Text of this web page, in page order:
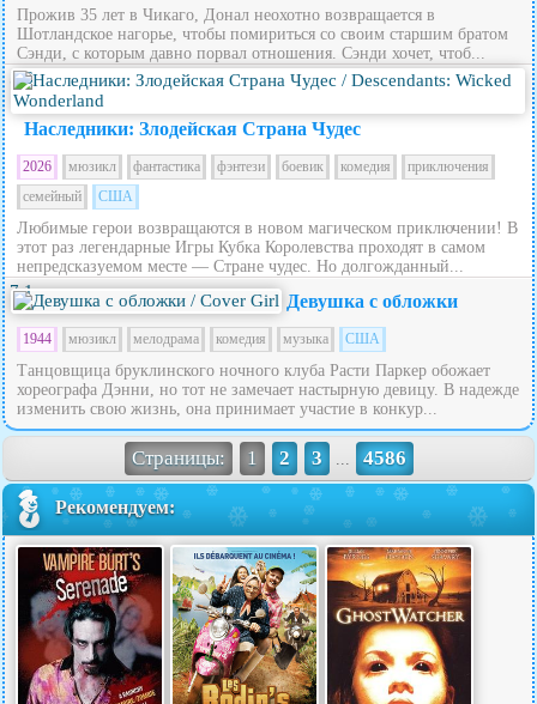
Прожив 35 лет в Чикаго, Донал неохотно возвращается в
Шотландское нагорье, чтобы помириться со своим старшим братом
Сэнди, с которым давно порвал отношения. Сэнди хочет, чтоб...
5.6
Наследники: Злодейская Страна Чудес
2026 мюзикл фантастика фэнтези боевик комедия
приключения
семейный
США
Любимые герои возвращаются в новом магическом приключении! В
этот раз легендарные Игры Кубка Королевства проходят в самом
непредсказуемом месте — Стране чудес. Но долгожданный...
7.1 Девушка с обложки
1944 мюзикл мелодрама комедия музыка США
Танцовщица бруклинского ночного клуба Расти Паркер обожает
хореографа Дэнни, но тот не замечает настырную девицу. В надежде
изменить свою жизнь, она принимает участие в конкур...
Страницы: 1 2 3 ... 4586
Рекомендуем: